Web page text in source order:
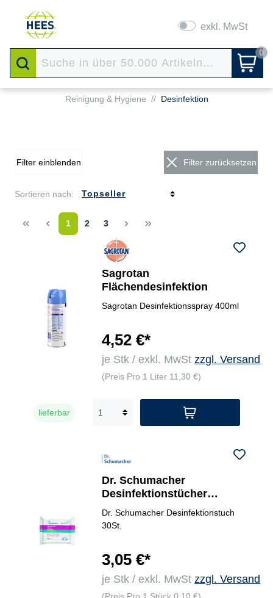
exkl. MwSt
0
Reinigung & Hygiene // Desinfektion
Filter einblenden Filter zurücksetzen
Sortieren nach:
<< < 1 2 3 > >>
Sagrotan
Flächendesinfektion
Sagrotan Desinfektionsspray 400ml
4,52 €*
je Stk / exkl. MwStzzgl. Versand
(Preis Pro 1 Liter 11,30 €)
lieferbar
Dr. Schumacher
Desinfektionstücher
Professional4you
Dr. Schumacher Desinfektionstuch
30St.
3,05 €*
je Stk / exkl. MwStzzgl. Versand